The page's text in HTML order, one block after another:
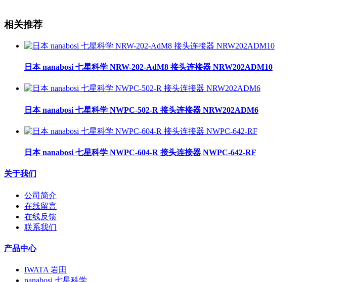
相关推荐
日本 nanabosi 七星科学 NRW-202-AdM8 接头连接器 NRW202ADM10
日本 nanabosi 七星科学 NWPC-502-R 接头连接器 NRW202ADM6
日本 nanabosi 七星科学 NWPC-604-R 接头连接器 NWPC-642-RF
关于我们
公司简介
在线留言
在线反馈
联系我们
产品中心
IWATA 岩田